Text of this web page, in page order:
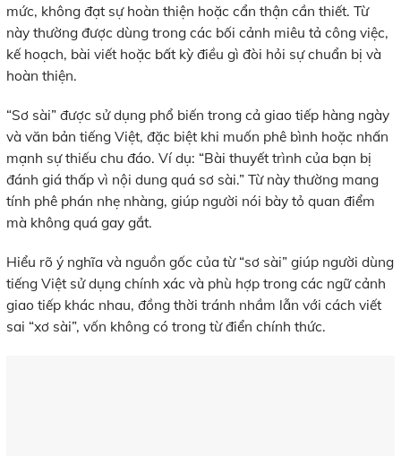
mức, không đạt sự hoàn thiện hoặc cẩn thận cần thiết. Từ
này thường được dùng trong các bối cảnh miêu tả công việc,
kế hoạch, bài viết hoặc bất kỳ điều gì đòi hỏi sự chuẩn bị và
hoàn thiện.
“Sơ sài” được sử dụng phổ biến trong cả giao tiếp hàng ngày
và văn bản tiếng Việt, đặc biệt khi muốn phê bình hoặc nhấn
mạnh sự thiếu chu đáo. Ví dụ: “Bài thuyết trình của bạn bị
đánh giá thấp vì nội dung quá sơ sài.” Từ này thường mang
tính phê phán nhẹ nhàng, giúp người nói bày tỏ quan điểm
mà không quá gay gắt.
Hiểu rõ ý nghĩa và nguồn gốc của từ “sơ sài” giúp người dùng
tiếng Việt sử dụng chính xác và phù hợp trong các ngữ cảnh
giao tiếp khác nhau, đồng thời tránh nhầm lẫn với cách viết
sai “xơ sài”, vốn không có trong từ điển chính thức.